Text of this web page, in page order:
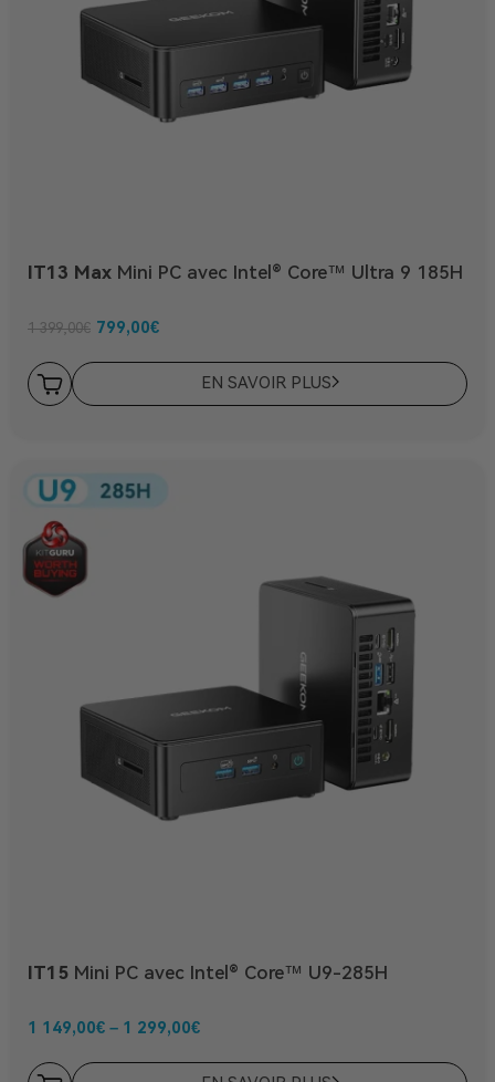
IT13 Max Mini PC avec Intel® Core™ Ultra 9 185H
1 399,00€ 799,00€
EN SAVOIR PLUS
IT15 Mini PC avec Intel® Core™ U9-285H
1 149,00€ – 1 299,00€